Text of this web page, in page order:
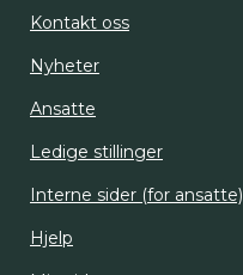
Kontakt oss
Nyheter
Ansatte
Ledige stillinger
Interne sider (for ansatte)
Hjelp